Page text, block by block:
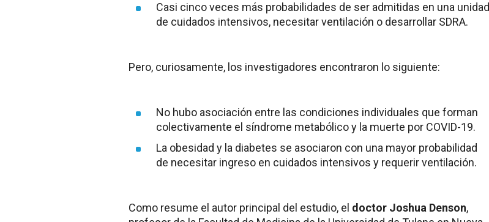
Casi cinco veces más probabilidades de ser admitidas en una unidad
de cuidados intensivos, necesitar ventilación o desarrollar SDRA.
Pero, curiosamente, los investigadores encontraron lo siguiente:
No hubo asociación entre las condiciones individuales que forman
colectivamente el síndrome metabólico y la muerte por COVID-19.
La obesidad y la diabetes se asociaron con una mayor probabilidad
de necesitar ingreso en cuidados intensivos y requerir ventilación.
Como resume el autor principal del estudio, el doctor Joshua Denson,